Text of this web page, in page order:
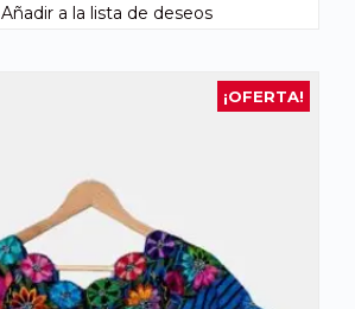
Añadir a la lista de deseos
¡OFERTA!